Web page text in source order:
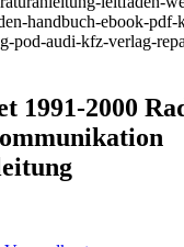
1991-2000